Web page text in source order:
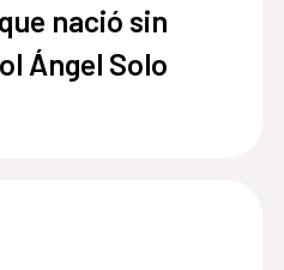
nació sin
Ángel Solo